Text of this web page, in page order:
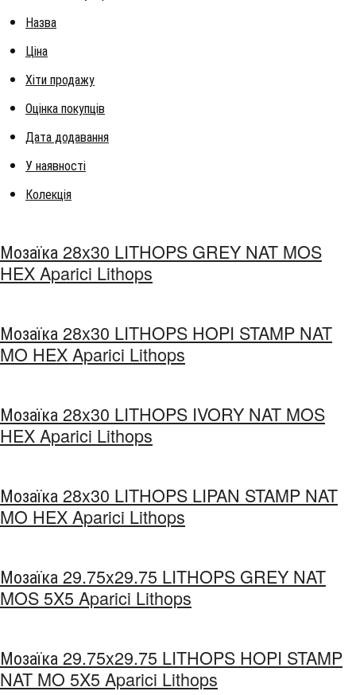
Назва
Ціна
Хіти продажу
Оцінка покупців
Дата додавання
У наявності
Колекція
Мозаїка 28x30 LITHOPS GREY NAT MOS
HEX Aparici Lithops
Мозаїка 28x30 LITHOPS HOPI STAMP NAT
MO HEX Aparici Lithops
Мозаїка 28x30 LITHOPS IVORY NAT MOS
HEX Aparici Lithops
Мозаїка 28x30 LITHOPS LIPAN STAMP NAT
MO HEX Aparici Lithops
Мозаїка 29.75x29.75 LITHOPS GREY NAT
MOS 5X5 Aparici Lithops
Мозаїка 29.75x29.75 LITHOPS HOPI STAMP
NAT MO 5X5 Aparici Lithops